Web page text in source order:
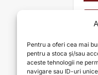
Pentru a oferi cea mai
pentru a stoca și/sau
aceste tehnologii ne
navigare sau ID-uri